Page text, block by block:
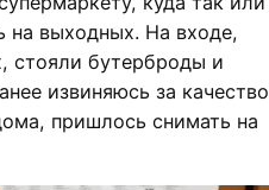
на выходных. На входе,
стояли бутерброды и
извиняюсь за качество
пришлось снимать на